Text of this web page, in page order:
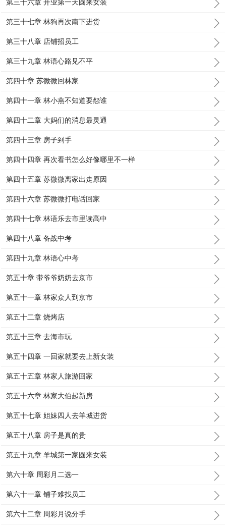
第三十六章 开业第一天圆来女装
第三十七章 林狗再次南下进货
第三十八章 店铺招员工
第三十九章 林语心路见不平
第四十章 苏微微回林家
第四十一章 林小燕不知道要怨谁
第四十二章 大妈们的消息最灵通
第四十三章 房子到手
第四十四章 再次看书怎么好像哪里不一样
第四十五章 苏微微离家出走原因
第四十六章 苏微微打电话回家
第四十七章 林语乐去市里读高中
第四十八章 备战中考
第四十九章 林语心中考
第五十章 带爷爷奶奶去京市
第五十一章 林家众人到京市
第五十二章 烧烤店
第五十三章 去海市玩
第五十四章 一回家就要去上新女装
第五十五章 林家人旅游回家
第五十六章 林家大伯起新房
第五十七章 姐妹四人去羊城进货
第五十八章 房子是真的贵
第五十九章 羊城第一家圆来女装
第六十章 周彩月二选一
第六十一章 铺子难找员工
第六十二章 周彩月说分手